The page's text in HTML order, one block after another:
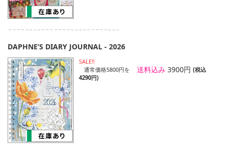
DAPHNE’S DIARY JOURNAL - 2026
SALE!!
通常価格5800円を
送料込み 3900円 (税込
4290円)